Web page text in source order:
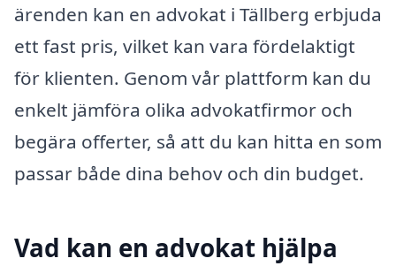
ärenden kan en advokat i Tällberg erbjuda
ett fast pris, vilket kan vara fördelaktigt
för klienten. Genom vår plattform kan du
enkelt jämföra olika advokatfirmor och
begära offerter, så att du kan hitta en som
passar både dina behov och din budget.
Vad kan en advokat hjälpa